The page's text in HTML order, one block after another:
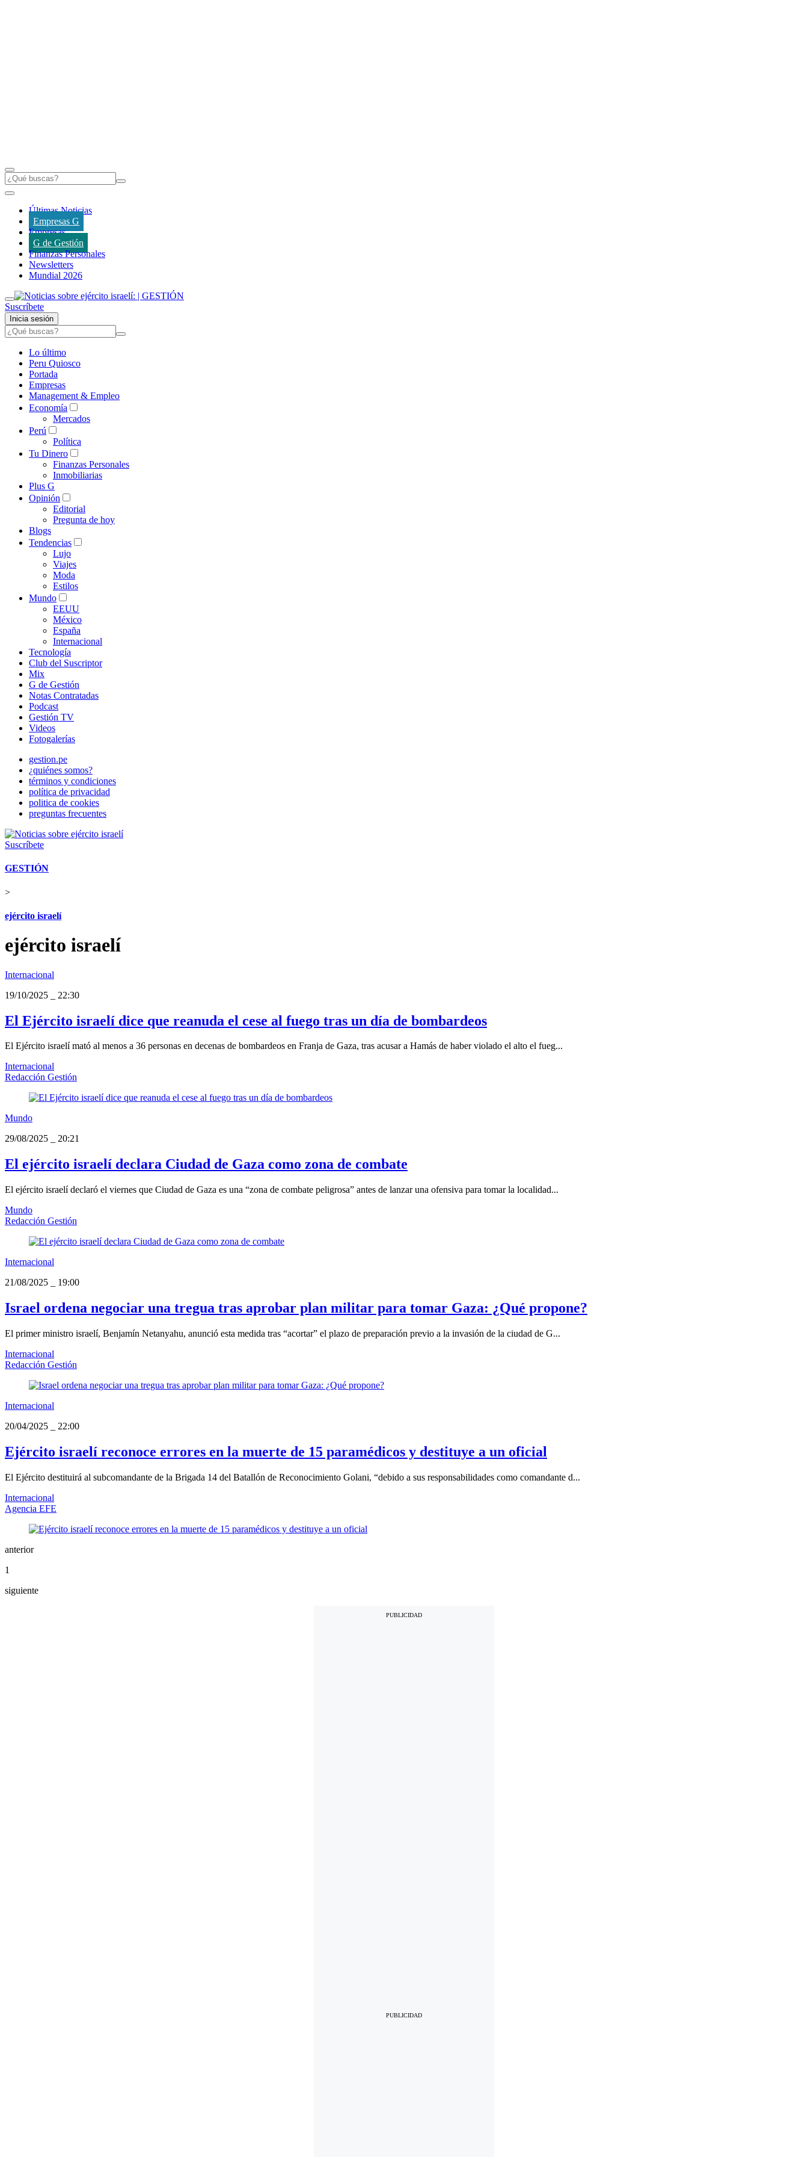
Últimas Noticias
Empresas G
Empresas
G de Gestión
Finanzas Personales
Newsletters
Mundial 2026
Suscríbete
Inicia sesión
Lo último
Peru Quiosco
Portada
Empresas
Management & Empleo
Economía
Mercados
Perú
Política
Tu Dinero
Finanzas Personales
Inmobiliarias
Plus G
Opinión
Editorial
Pregunta de hoy
Blogs
Tendencias
Lujo
Viajes
Moda
Estilos
Mundo
EEUU
México
España
Internacional
Tecnología
Club del Suscriptor
Mix
G de Gestión
Notas Contratadas
Podcast
Gestión TV
Videos
Fotogalerías
gestion.pe
¿quiénes somos?
términos y condiciones
política de privacidad
politica de cookies
preguntas frecuentes
Suscríbete
GESTIÓN
>
ejército israelí
ejército israelí
Internacional
19/10/2025
22:30
El Ejército israelí dice que reanuda el cese al fuego tras un día de bombardeos
El Ejército israelí mató al menos a 36 personas en decenas de bombardeos en Franja de Gaza, tras acusar a Hamás de haber violado el alto el fueg...
Internacional
Redacción Gestión
Mundo
29/08/2025
20:21
El ejército israelí declara Ciudad de Gaza como zona de combate
El ejército israelí declaró el viernes que Ciudad de Gaza es una “zona de combate peligrosa” antes de lanzar una ofensiva para tomar la localidad...
Mundo
Redacción Gestión
Internacional
21/08/2025
19:00
Israel ordena negociar una tregua tras aprobar plan militar para tomar Gaza: ¿Qué propone?
El primer ministro israelí, Benjamín Netanyahu, anunció esta medida tras “acortar” el plazo de preparación previo a la invasión de la ciudad de G...
Internacional
Redacción Gestión
Internacional
20/04/2025
22:00
Ejército israelí reconoce errores en la muerte de 15 paramédicos y destituye a un oficial
El Ejército destituirá al subcomandante de la Brigada 14 del Batallón de Reconocimiento Golani, “debido a sus responsabilidades como comandante d...
Internacional
Agencia EFE
anterior
1
siguiente